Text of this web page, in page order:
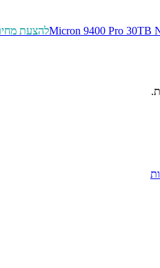
Micron 9400 Pro 30TBלהצעת